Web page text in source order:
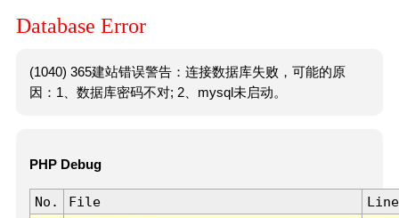
Database Error
(1040) 365建站错误警告：连接数据库失败，可能的原
因：1、数据库密码不对; 2、mysql未启动。
PHP Debug
No. File
Line